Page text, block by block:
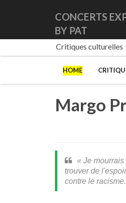
CONCERTS
BY PAT
Critiques culturelles
HOME
Margo
« Je mourrais
trouver de
contre le racisme.